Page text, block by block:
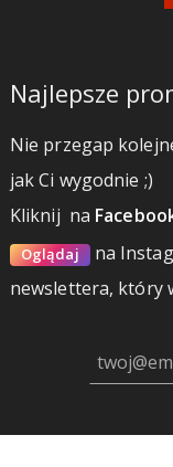
Najlepsze
Nie przegap
jak Ci wygodnie ;)
Kliknij na
Oglądaj na
newslettera, który